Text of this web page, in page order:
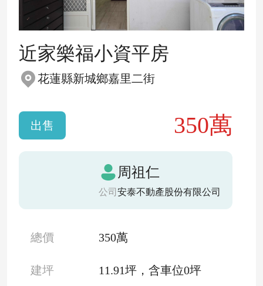
近家樂福小資平房
花蓮縣新城鄉嘉里二街
出售 350萬
周祖仁
公司 安泰不動產股份有限公司
總價 350萬
建坪 11.91坪，含車位0坪